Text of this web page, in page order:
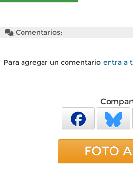
Comentarios:
Para agregar un comentario entra a
FOTO